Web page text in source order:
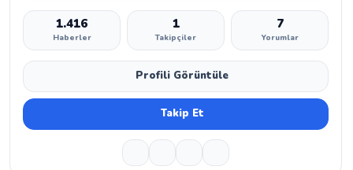
1.416
Haberler
1
Takipçiler
7
Yorumlar
Profili Görüntüle
Takip Et